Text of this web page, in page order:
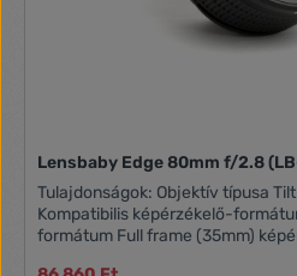
Lensbaby
Tulajdonságok: Objektív típusa Tilt-Shift objektív Fix objektív
Kompatibilis képérzékelő-
formátum Full frame (35mm) képérzékelő formátum